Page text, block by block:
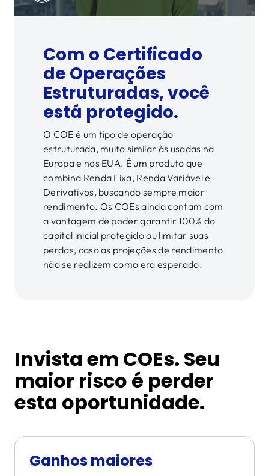
Com o Certificado
de Operações
Estruturadas, você
está protegido.
O COE é um tipo de operação
estruturada, muito similar às usadas na
Europa e nos EUA. É um produto que
combina Renda Fixa, Renda Variável e
Derivativos, buscando sempre maior
rendimento. Os COEs ainda contam com
a vantagem de poder garantir 100% do
capital inicial protegido ou limitar suas
perdas, caso as projeções de rendimento
não se realizem como era esperado.
Invista em COEs. Seu
maior risco é perder
esta oportunidade.
Ganhos maiores